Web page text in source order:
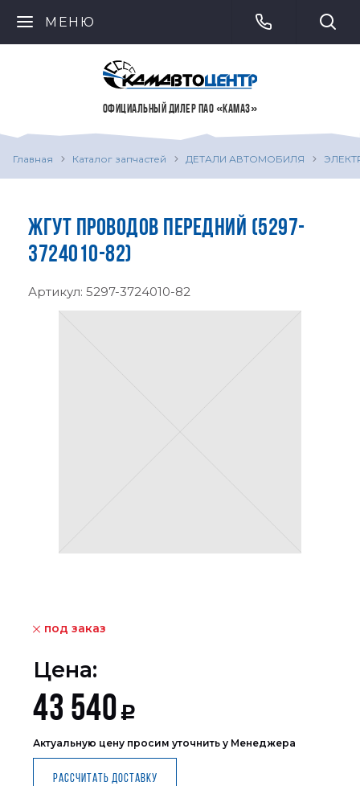
МЕНЮ
ОФИЦИАЛЬНЫЙ ДИЛЕР ПАО «КАМАЗ»
Главная Каталог запчастей ДЕТАЛИ АВТОМОБИЛЯ
ЖГУТ ПРОВОДОВ ПЕРЕДНИЙ (5297-
3724010-82)
Артикул: 5297-3724010-82
под заказ
Цена:
43 540 Р
Актуальную цену просим уточнить у Менеджера
Рассчитать доставку